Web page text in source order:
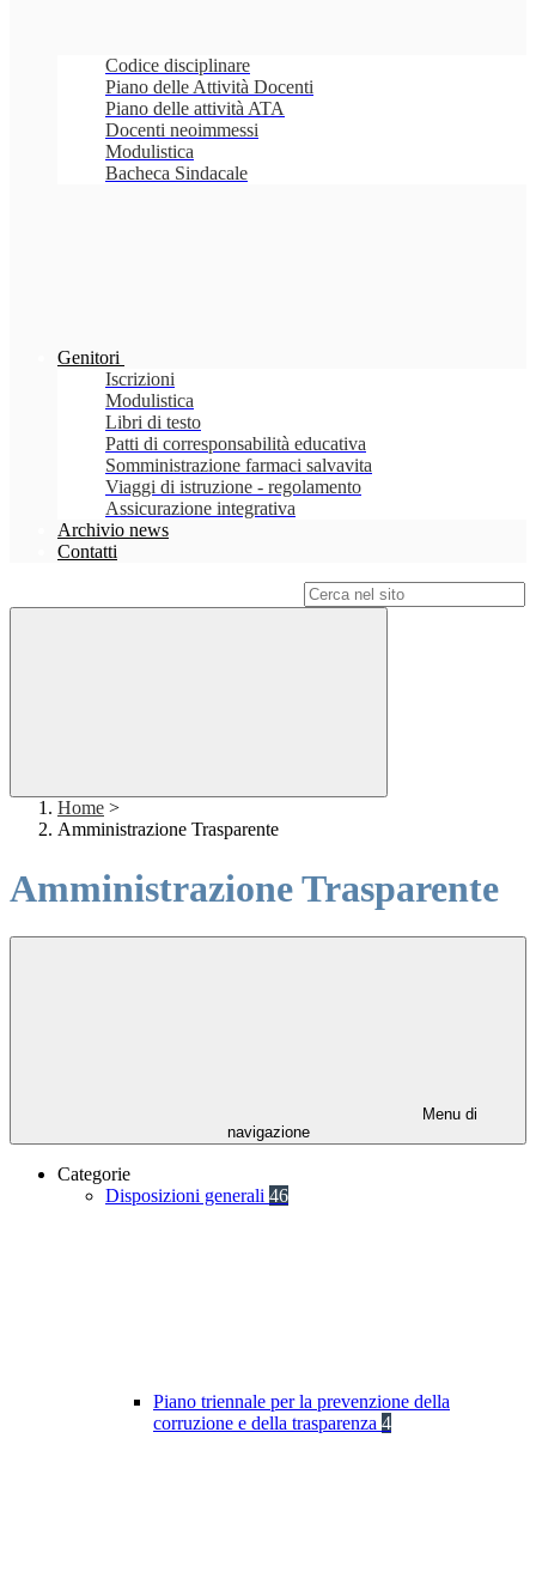
Codice disciplinare
Piano delle Attività Docenti
Piano delle attività ATA
Docenti neoimmessi
Modulistica
Bacheca Sindacale
Genitori
Iscrizioni
Modulistica
Libri di testo
Patti di corresponsabilità educativa
Somministrazione farmaci salvavita
Viaggi di istruzione - regolamento
Assicurazione integrativa
Archivio news
Contatti
Home >
Amministrazione Trasparente
Amministrazione Trasparente
Menu di
navigazione
Categorie
Disposizioni generali 46
Piano triennale per la prevenzione della
corruzione e della trasparenza 4